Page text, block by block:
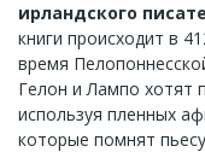
ирландского
книги происходит в
время
Гелон и Лампо хотят
используя пленных
которые помнят